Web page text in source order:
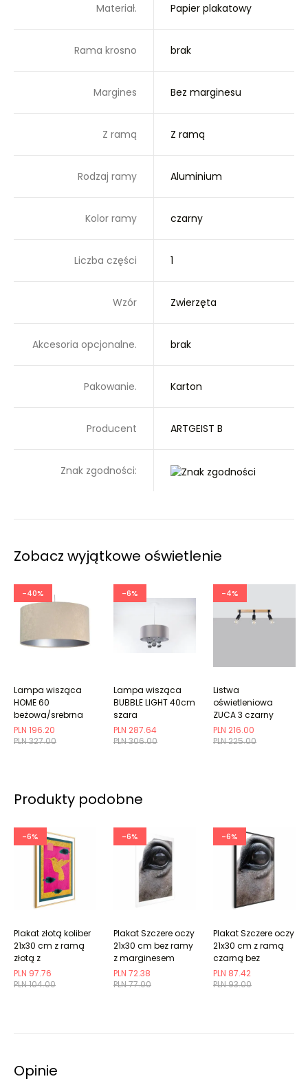
Materiał. Papier plakatowy
Rama krosno brak
Margines Bez marginesu
Z ramą Z ramą
Rodzaj ramy Aluminium
Kolor ramy czarny
Liczba części 1
Wzór Zwierzęta
Akcesoria opcjonalne. brak
Pakowanie. Karton
Producent ARTGEIST B
Znak zgodności:
Zobacz wyjątkowe oświetlenie
-40%
PLN 327.00
PLN 196.20
Lampa wisząca
HOME 60
beżowa/srebrna
-6%
PLN 306.00
PLN 287.64
Lampa wisząca
BUBBLE LIGHT 40cm
szara
-4%
PLN 225.00
PLN 216.00
Listwa
oświetleniowa
ZUCA 3 czarny
Produkty podobne
-6%
PLN 104.00
PLN 97.76
Plakat złotą koliber
21x30 cm z ramą
złotą z
marginesem
-6%
PLN 77.00
PLN 72.38
Plakat Szczere oczy
21x30 cm bez ramy
z marginesem
-6%
PLN 93.00
PLN 87.42
Plakat Szczere oczy
21x30 cm z ramą
czarną bez
marginesu
Opinie